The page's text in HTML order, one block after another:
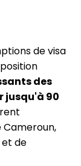
de visa
des
jusqu'à 90
Cameroun,
et de